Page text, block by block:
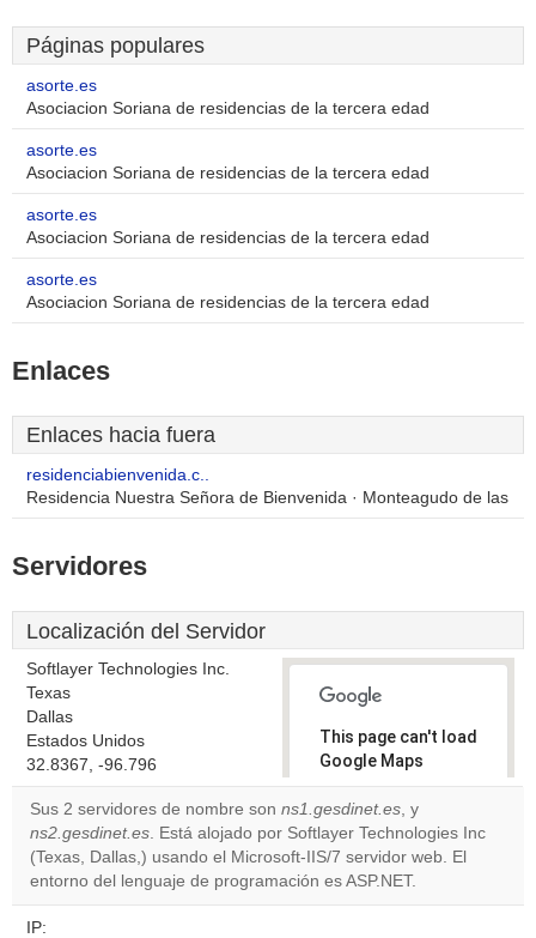
Páginas populares
asorte.es
Asociacion Soriana de residencias de la tercera edad
asorte.es
Asociacion Soriana de residencias de la tercera edad
asorte.es
Asociacion Soriana de residencias de la tercera edad
asorte.es
Asociacion Soriana de residencias de la tercera edad
Enlaces
Enlaces hacia fuera
residenciabienvenida.c..
Residencia Nuestra Señora de Bienvenida · Monteagudo de las
Servidores
Localización del Servidor
Softlayer Technologies Inc.
Texas
Dallas
Estados Unidos
32.8367, -96.796
This page can't load
Google Maps
correctly.
Do you
own this
website?
OK
Sus 2 servidores de nombre son ns1.gesdinet.es, y
ns2.gesdinet.es. Está alojado por Softlayer Technologies Inc
(Texas, Dallas,) usando el Microsoft-IIS/7 servidor web. El
entorno del lenguaje de programación es ASP.NET.
IP: